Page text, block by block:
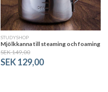
STUDYSHOP
Mjölkkanna till steaming och foaming
SEK 149,00
SEK 129,00